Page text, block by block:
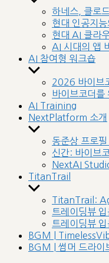
sub
menu
하네스, 클로
현대 인공지
현대 AI 클라
AI 시대의 앱
AI 참여형 워크숍
Show
sub
menu
2026 바이브
바이브코더를
AI Training
NextPlatform 소개
Show
sub
menu
동준상 프로
신간: 바이브
NextAI
TitanTrail
Show
sub
menu
TitanTrail:
트레이딩뷰
트레이딩뷰
BGM |
BGM | 썸머 드라